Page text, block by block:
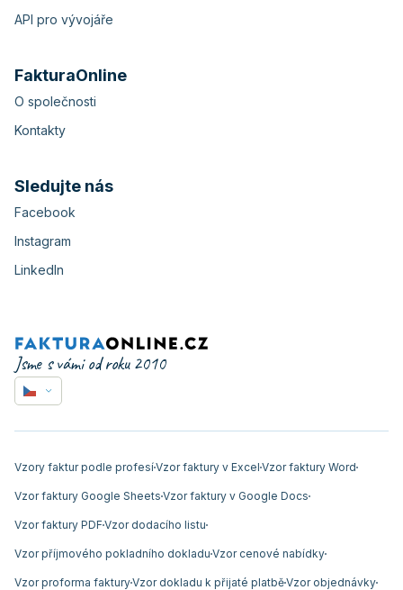
API pro vývojáře
FakturaOnline
O společnosti
Kontakty
Sledujte nás
Facebook
Instagram
LinkedIn
Jsme s vámi od roku 2010
Vzory faktur podle profesíVzor faktury v Excel Vzor faktury Word
Vzor faktury Google Sheets Vzor faktury v Google Docs
Vzor faktury PDF Vzor dodacího listu
Vzor příjmového pokladního dokladu Vzor cenové nabídky
Vzor proforma fakturyVzor dokladu k přijaté platběVzor objednávky